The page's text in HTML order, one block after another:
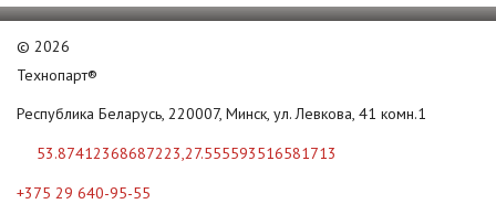
© 2026
Технопарт®
Республика Беларусь, 220007, Минск, ул. Левкова, 41 комн.1
53.87412368687223,27.555593516581713
+375 29 640-95-55